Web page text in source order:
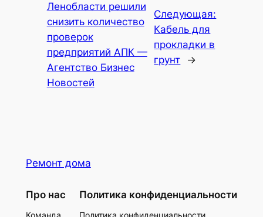
Ленобласти решили
снизить количество
проверок
предприятий АПК —
Агентство Бизнес
Новостей
Следующая:
Кабель для
прокладки в
грунт
→
Ремонт дома
Про нас
Команда
Политика конфиденциальности
Политика конфиденциальности